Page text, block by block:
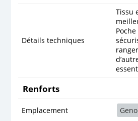
Détails techniques
Tissu
Renforts
Emplacement